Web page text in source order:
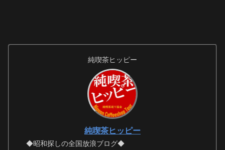
純喫茶ヒッピー
純喫茶ヒッピー
◆昭和探しの全国放浪ブログ◆